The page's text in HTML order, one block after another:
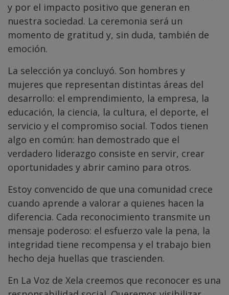
y por el impacto positivo que generan en
nuestra sociedad. La ceremonia será un
momento de gratitud y, sin duda, también de
emoción.
La selección ya concluyó. Son hombres y
mujeres que representan distintas áreas del
desarrollo: el emprendimiento, la empresa, la
educación, la ciencia, la cultura, el deporte, el
servicio y el compromiso social. Todos tienen
algo en común: han demostrado que el
verdadero liderazgo consiste en servir, crear
oportunidades y abrir camino para otros.
Estoy convencido de que una comunidad crece
cuando aprende a valorar a quienes hacen la
diferencia. Cada reconocimiento transmite un
mensaje poderoso: el esfuerzo vale la pena, la
integridad tiene recompensa y el trabajo bien
hecho deja huellas que trascienden.
En La Voz de Xela creemos que reconocer es una